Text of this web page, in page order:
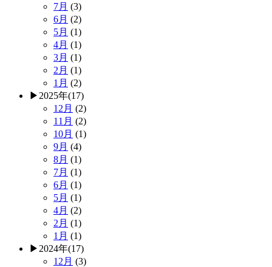
7月 (3)
6月 (2)
5月 (1)
4月 (1)
3月 (1)
2月 (1)
1月 (2)
▶ 2025年(17)
12月 (2)
11月 (2)
10月 (1)
9月 (4)
8月 (1)
7月 (1)
6月 (1)
5月 (1)
4月 (2)
2月 (1)
1月 (1)
▶ 2024年(17)
12月 (3)